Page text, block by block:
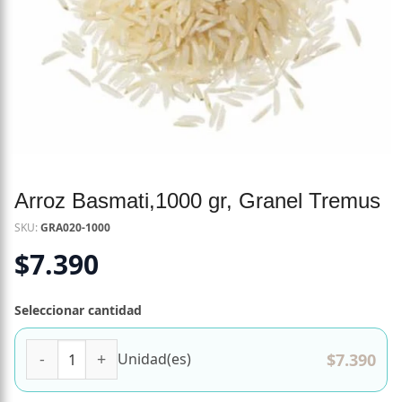
Arroz Basmati,1000 gr, Granel Tremus
SKU:GRA020-1000
$7.390
Seleccionar cantidad
Unidad(es) $7.390